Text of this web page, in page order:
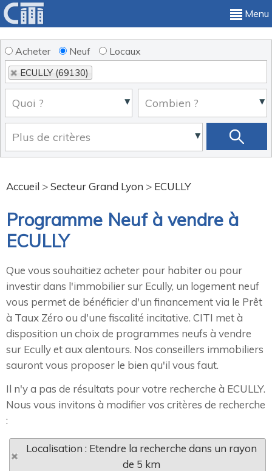
Menu
Acheter Neuf Locaux
ECULLY (69130)
Accueil >Secteur Grand Lyon > ECULLY
Programme Neuf à vendre à
ECULLY
Que vous souhaitiez acheter pour habiter ou pour
investir dans l'immobilier sur Ecully, un logement neuf
vous permet de bénéficier d'un financement via le Prêt
à Taux Zéro ou d'une fiscalité incitative. CITI met à
disposition un choix de programmes neufs à vendre
sur Ecully et aux alentours. Nos conseillers immobiliers
sauront vous proposer le bien qu'il vous faut.
Il n'y a pas de résultats pour votre recherche à ECULLY.
Nous vous invitons à modifier vos critères de recherche
:
Localisation : Etendre la recherche dans un rayon
de 5 km